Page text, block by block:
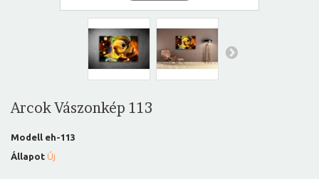
Arcok Vászonkép 113
Modell eh-113
Állapot Új